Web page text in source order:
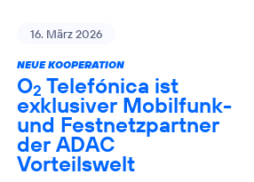
16. März 2026
NEUE KOOPERATION
O2 Telefónica ist
exklusiver Mobilfunk-
und Festnetzpartner
der ADAC
Vorteilswelt